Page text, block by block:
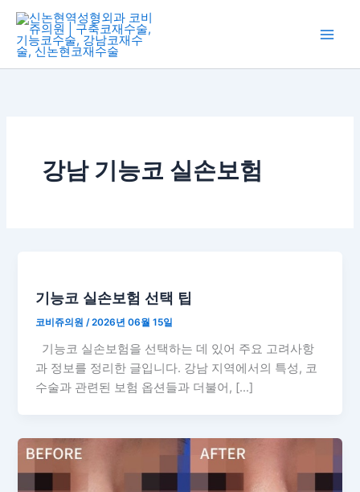
로
강남 기능코 실손보험
기능코 실손보험 선택 팁
코비쥬의원/2026년 06월 15일
기능코 실손보험을 선택하는 데 있어 주요 고려사항
과 정보를 정리한 글입니다. 강남 지역에서의 특성, 코
수술과 관련된 보험 옵션들과 더불어, […]